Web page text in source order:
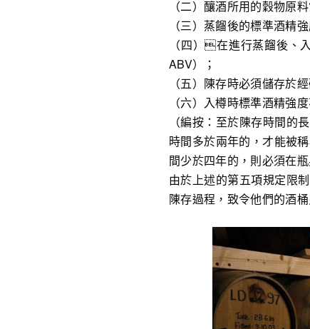
（二）釀酒所用的穀物原
（三）蒸餾後的標準酒精
（四）在進行蒸餾後、
ABV）；
（五）陳存時必須儲存於
（六）入樽時標準酒精強
（編按：至於陳存時間的
時間多於兩年的，才能被
間少於四年的，則必須在瓶
由於上述的第五項規定限
陳存過程，致令他們的酒